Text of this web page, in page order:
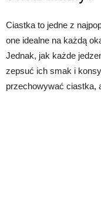
Ciastka to jedne z
one idealne na każdą
Jednak, jak każde
zepsuć ich smak i
przechowywać ciastka,